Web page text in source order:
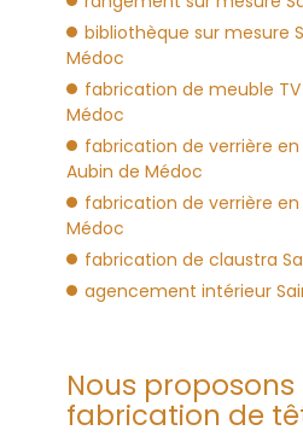
bibliothèque sur mesure
Médoc
fabrication de meuble
Médoc
fabrication de verrière
Aubin de Médoc
fabrication de verrière
Médoc
fabrication de claustra
agencement intérieur
Nous proposons
fabrication de